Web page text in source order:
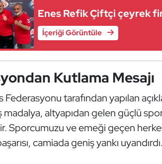
Enes Refik Çiftçi çeyrek
İçeriği Görüntüle
Kutlama Mesajı
tarafından yapılan
altyapıdan gelen güçlü
Sporcumuzu ve emeği geçen
camiada geniş yankı uyandırdı.